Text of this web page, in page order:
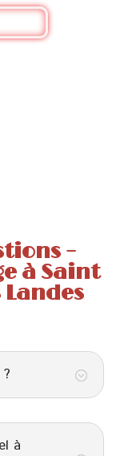
–
à Saint
;
à